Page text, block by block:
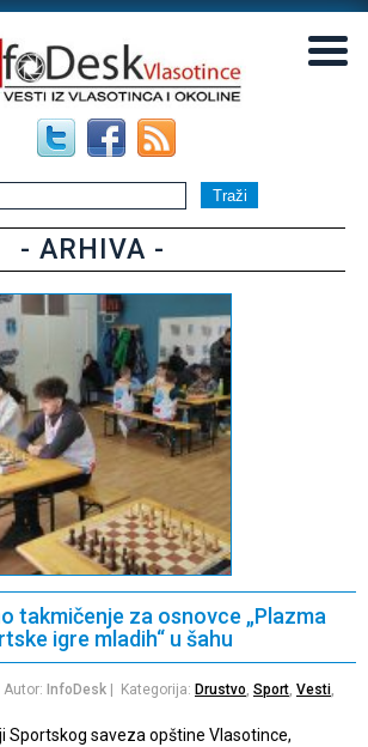
- ARHIVA -
takmičenje za osnovce „Plazma
igre mladih“ u šahu
Autor: InfoDesk | Kategorija: Drustvo, Sport, Vesti,
Sportskog saveza opštine Vlasotince,